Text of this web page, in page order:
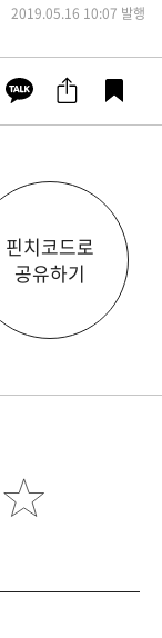
2019.05.16 10:07 발행
핀치코드로
공유하기